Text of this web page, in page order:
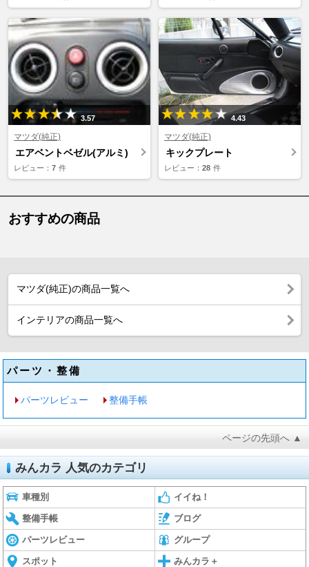
3.57
マツダ(純正)
エアベントベゼル(アルミ)
レビュー： 7 件
4.43
マツダ(純正)
キックプレート
レビュー： 28 件
おすすめの商品
マツダ(純正)の商品一覧へ
インテリアの商品一覧へ
パーツ・整備
パーツレビュー 整備手帳
ページの先頭へ ▲
みんカラ 人気のカテゴリ
車種別 イイね！
整備手帳 ブログ
パーツレビュー グループ
スポット みんカラ＋